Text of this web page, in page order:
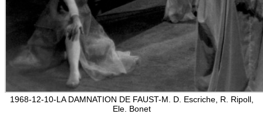
1968-12-10-LA DAMNATION DE FAUST-M. D. Escriche, R. Ripoll,
Ele. Bonet